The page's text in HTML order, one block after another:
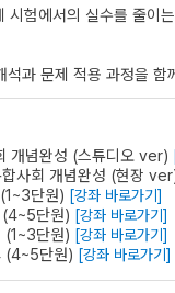
험에서의 실수를 줄이
과 문제 적용 과정을 함
개념완성 (스튜디오 ver)
사회 개념완성 (현장
단원) [강좌 바로가기]
(4~5단원) [강좌 바로가기]
(1~3단원) [강좌 바로가기]
(4~5단원) [강좌 바로가기]